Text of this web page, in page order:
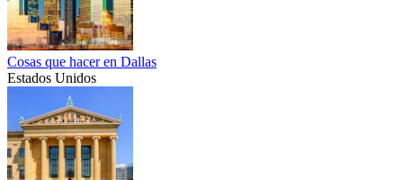
Cosas que hacer en Dallas
Estados Unidos